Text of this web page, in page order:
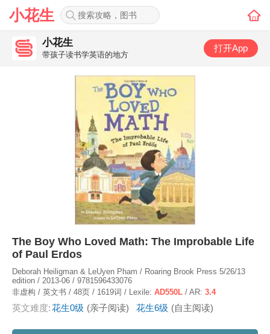
小花生
小花生
带孩子读书学英语的地方
打开App
The Boy Who Loved Math: The Improbable Life
of Paul Erdos
Deborah Heiligman & LeUyen Pham / Roaring Brook Press 5/26/13
edition / 2013-06 / 9781596433076
非虚构 / 英文书 / 48页 / 1619词 / Lexile: AD550L / AR: 3.4
英文难度:花生0级 (亲子阅读) 花生6级 (自主阅读)